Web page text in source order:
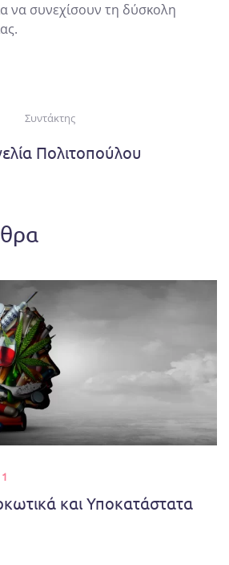
να συνεχίσουν τη δύσκολη
Συντάκτης
Πολιτοπούλου
και Υποκατάστατα